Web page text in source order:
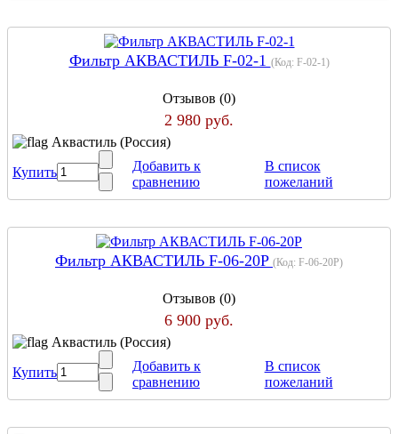
Фильтр АКВАСТИЛЬ F-02-1 (Код: F-02-1)
Отзывов (0)
2 980 руб.
Аквастиль (Россия)
Купить
Добавить к
сравнению
В список
пожеланий
Фильтр АКВАСТИЛЬ F-06-20P (Код: F-06-20P)
Отзывов (0)
6 900 руб.
Аквастиль (Россия)
Купить
Добавить к
сравнению
В список
пожеланий